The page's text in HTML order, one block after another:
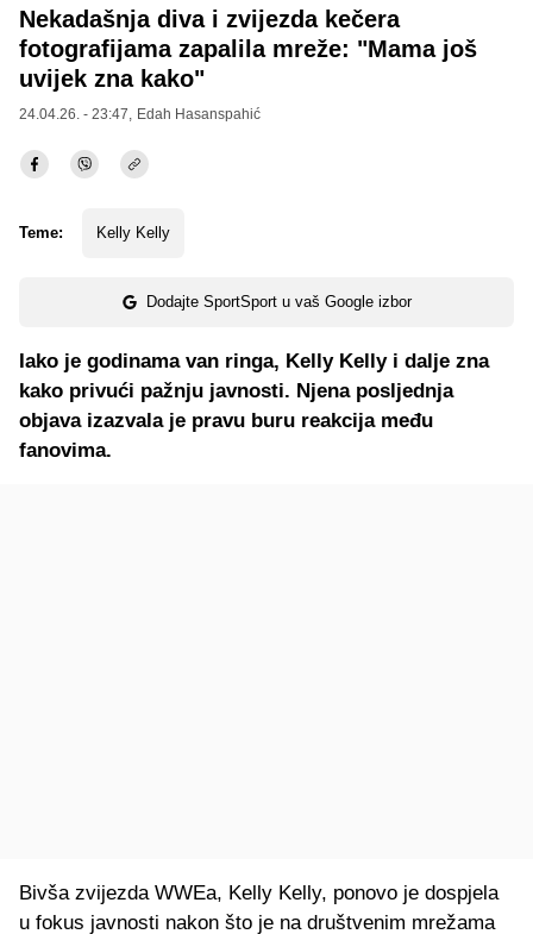
Nekadašnja diva i zvijezda kečera
fotografijama zapalila mreže: "Mama još
uvijek zna kako"
24.04.26. - 23:47, Edah Hasanspahić
Teme: Kelly Kelly
Dodajte SportSport u vaš Google izbor
Iako je godinama van ringa, Kelly Kelly i dalje zna
kako privući pažnju javnosti. Njena posljednja
objava izazvala je pravu buru reakcija među
fanovima.
Bivša zvijezda WWEa, Kelly Kelly, ponovo je dospjela
u fokus javnosti nakon što je na društvenim mrežama